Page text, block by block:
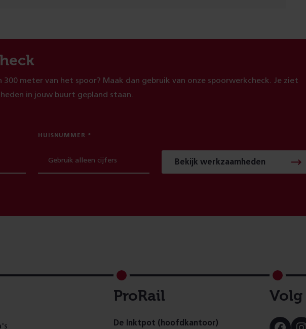
meter van het spoor? Maak dan gebruik van onze spoorwerkcheck. Je ziet
in jouw buurt gepland staan.
HUISNUMMER
Bekijk werkzaamheden
ProRail
De Inktpot (hoofdkantoor)